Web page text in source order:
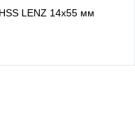
LENZ 14x55 мм